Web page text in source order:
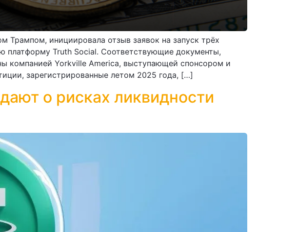
Трампом, инициировала отзыв заявок на запуск трёх
платформу Truth Social. Соответствующие документы,
компанией Yorkville America, выступающей спонсором и
зарегистрированные летом 2025 года, […]
о рисках ликвидности